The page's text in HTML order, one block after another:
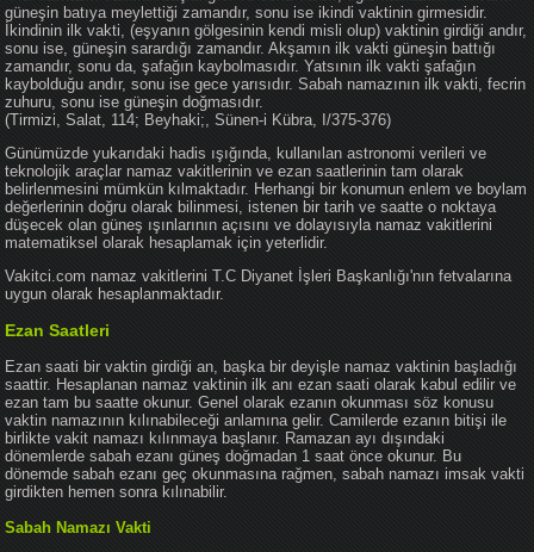
güneşin batıya meylettiği zamandır, sonu ise ikindi vaktinin girmesidir.
İkindinin ilk vakti, (eşyanın gölgesinin kendi misli olup) vaktinin girdiği andır,
sonu ise, güneşin sarardığı zamandır. Akşamın ilk vakti güneşin battığı
zamandır, sonu da, şafağın kaybolmasıdır. Yatsının ilk vakti şafağın
kaybolduğu andır, sonu ise gece yarısıdır. Sabah namazının ilk vakti, fecrin
zuhuru, sonu ise güneşin doğmasıdır.
(Tirmizi, Salat, 114; Beyhaki;, Sünen-i Kübra, I/375-376)
Günümüzde yukarıdaki hadis ışığında, kullanılan astronomi verileri ve
teknolojik araçlar namaz vakitlerinin ve ezan saatlerinin tam olarak
belirlenmesini mümkün kılmaktadır. Herhangi bir konumun enlem ve boylam
değerlerinin doğru olarak bilinmesi, istenen bir tarih ve saatte o noktaya
düşecek olan güneş ışınlarının açısını ve dolayısıyla namaz vakitlerini
matematiksel olarak hesaplamak için yeterlidir.
Vakitci.com namaz vakitlerini T.C Diyanet İşleri Başkanlığı'nın fetvalarına
uygun olarak hesaplanmaktadır.
Ezan Saatleri
Ezan saati bir vaktin girdiği an, başka bir deyişle namaz vaktinin başladığı
saattir. Hesaplanan namaz vaktinin ilk anı ezan saati olarak kabul edilir ve
ezan tam bu saatte okunur. Genel olarak ezanın okunması söz konusu
vaktin namazının kılınabileceği anlamına gelir. Camilerde ezanın bitişi ile
birlikte vakit namazı kılınmaya başlanır. Ramazan ayı dışındaki
dönemlerde sabah ezanı güneş doğmadan 1 saat önce okunur. Bu
dönemde sabah ezanı geç okunmasına rağmen, sabah namazı imsak vakti
girdikten hemen sonra kılınabilir.
Sabah Namazı Vakti